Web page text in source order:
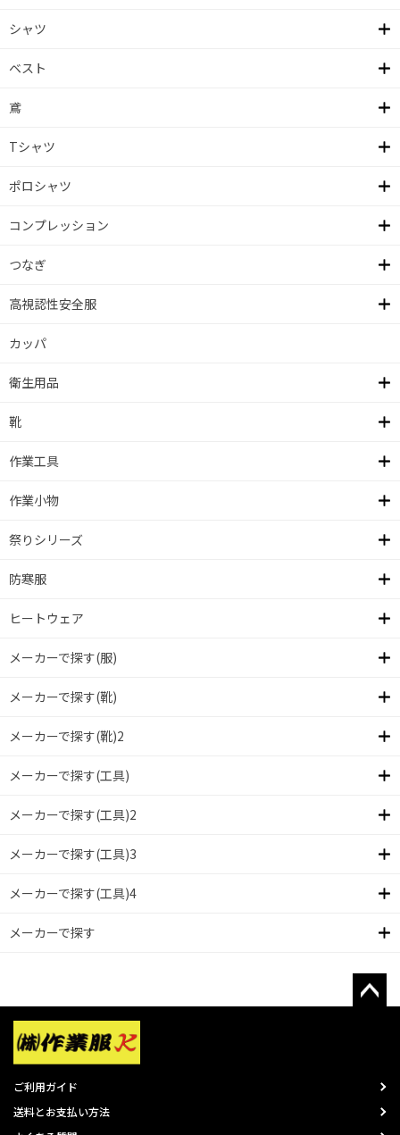
シャツ
ベスト
鳶
Tシャツ
ポロシャツ
コンプレッション
つなぎ
高視認性安全服
カッパ
衛生用品
靴
作業工具
作業小物
祭りシリーズ
防寒服
ヒートウェア
メーカーで探す(服)
メーカーで探す(靴)
メーカーで探す(靴)2
メーカーで探す(工具)
メーカーで探す(工具)2
メーカーで探す(工具)3
メーカーで探す(工具)4
メーカーで探す
ご利用ガイド
送料とお支払い方法